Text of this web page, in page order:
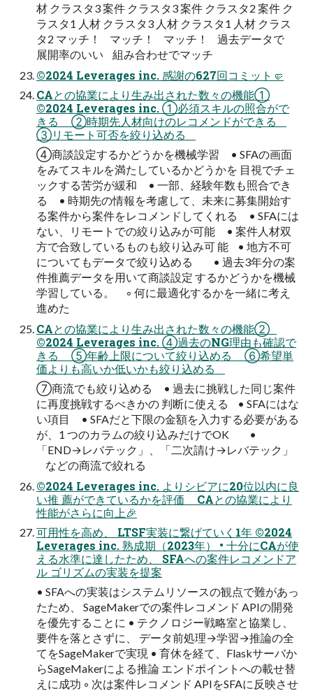
材 クラスタ3 案件 クラスタ3 案件 クラスタ2 案件 ク
ラスタ1 人材 クラスタ3 人材 クラスタ1 人材 クラス
タ2 マッチ！ マッチ！ マッチ！ 過去データで
展開率のいい 組み合わせでマッチ
©2024 Leverages inc. 感謝の627回コミット🤛
CAとの協業により生み出された数々の機能①
©2024 Leverages inc. ①必須スキルの照合がで
きる ②時期先人材向けのレコメンドができる
③リモート可否を絞り込める
④商談設定するかどうかを機械学習 • SFAの画面
をみてスキルを満たしているかどうかを 目視でチェ
ックする苦労が緩和 • 一部、経験年数も照合でき
る • 時期先の情報を考慮して、未来に募集開始す
る案件から案件をレコメンドしてくれる • SFAには
ない、リモートでの絞り込みが可能 • 案件人材双
方で合致しているものも絞り込み可 能 • 地方不可
についてもデータで絞り込める • 過去3年分の案
件推薦データを用いて商談設定 するかどうかを機械
学習している。 ◦ 何に最適化するかを一緒に考え
進めた
CAとの協業により生み出された数々の機能②
©2024 Leverages inc. ④過去のNG理由も確認で
きる ⑤年齢上限について絞り込める ⑥希望単
価よりも高いか低いかも絞り込める
⑦商流でも絞り込める • 過去に挑戦した同じ案件
に再度挑戦するべきかの 判断に使える • SFAにはな
い項目 • SFAだと下限の金額を入力する必要がある
が、1 つのカラムの絞り込みだけでOK •
「END→レバテック」、「二次請け→レバテック」
などの商流で絞れる
©2024 Leverages inc. よりシビアに20位以内に良
い推 薦ができているかを評価 CAとの協業により
性能がさらに向上🎉
可用性を高め、 LTSF実装に繋げていく1年 ©2024
Leverages inc. 熟成期（2023年） • 十分にCAが使
える水準に達したため、 SFAへの案件レコメンドア
ル ゴリズムの実装を提案
• SFAへの実装はシステムリソースの観点で難があっ
たため、 SageMakerでの案件レコメンド APIの開発
を優先することに • テクノロジー戦略室と協業し、
要件を落とさずに、 データ前処理→学習→推論の全
てをSageMakerで実現 • 育休を経て、Flaskサーバか
らSageMakerによる推論 エンドポイントへの載せ替
えに成功 ◦ 次は案件レコメンド APIをSFAに反映させ